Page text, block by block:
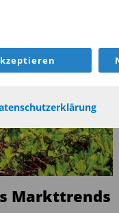
ab?
Zinsen konnten
%.“Markttrends